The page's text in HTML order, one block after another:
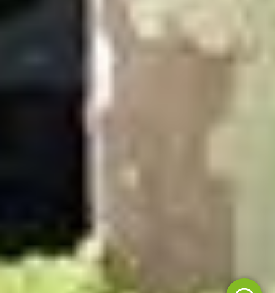
Showroom bezoeken? Plan een afspraak in.
© 2026 Keurhorst Houtbouw
Algemene voorwaarden
Privacy Policy